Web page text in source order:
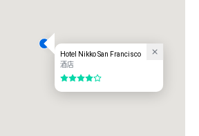
Hotel Nikko San Francisco
酒店
4/5